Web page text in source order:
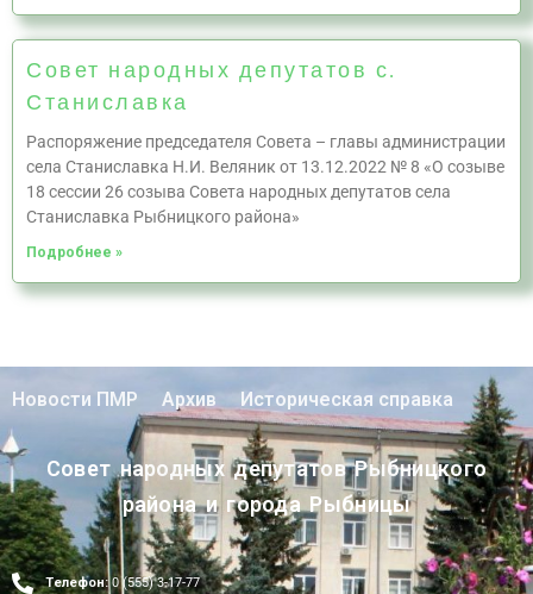
Совет народных депутатов с.
Станиславка
Распоряжение председателя Совета – главы администрации
села Станиславка Н.И. Веляник от 13.12.2022 № 8 «О созыве
18 сессии 26 созыва Совета народных депутатов села
Станиславка Рыбницкого района»
Подробнее »
Новости ПМР Архив Историческая справка
Совет народных депутатов Рыбницкого
района и города Рыбницы
Телефон:0 (555) 3-17-77